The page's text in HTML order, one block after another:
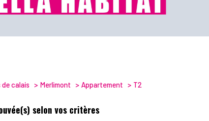
de calais Merlimont Appartement T2
selon vos critères